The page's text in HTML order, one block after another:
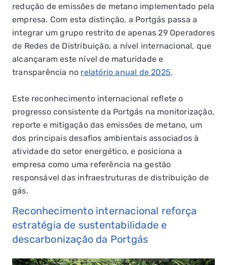
redução de emissões de metano implementado pela
empresa. Com esta distinção, a Portgás passa a
integrar um grupo restrito de apenas 29 Operadores
de Redes de Distribuição, a nível internacional, que
alcançaram este nível de maturidade e
transparência no relatório anual de 2025.
Este reconhecimento internacional reflete o
progresso consistente da Portgás na monitorização,
reporte e mitigação das emissões de metano, um
dos principais desafios ambientais associados à
atividade do setor energético, e posiciona a
empresa como uma referência na gestão
responsável das infraestruturas de distribuição de
gás.
Reconhecimento internacional reforça
estratégia de sustentabilidade e
descarbonização da Portgás